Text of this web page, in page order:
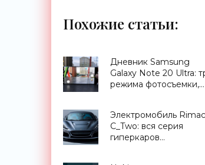
Похожие статьи:
Дневник Samsung
Galaxy Note 20 Ultra:
режима фотосъемки,
Электромобиль Rimac
C_Two: вся серия
гиперкаров